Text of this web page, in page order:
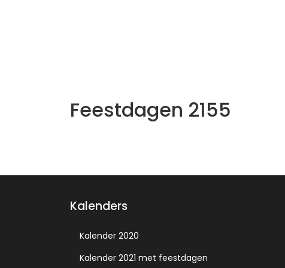
Feestdagen 2155
Kalenders
Kalender 2020
Kalender 2021 met feestdagen